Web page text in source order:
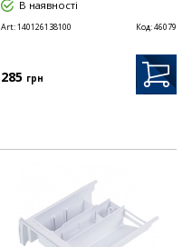
В наявності
Art:140126138100 Код:46079
285 грн